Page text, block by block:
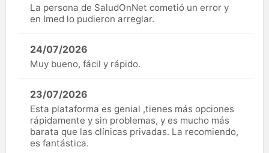
La persona de SaludOnNet cometió un error y
en Imed lo pudieron arreglar.
24/07/2026
Muy bueno, fácil y rápido.
23/07/2026
Esta plataforma es genial ,tienes más opciones
rápidamente y sin problemas, y es mucho más
barata que las clínicas privadas. La recomiendo,
es fantástica.